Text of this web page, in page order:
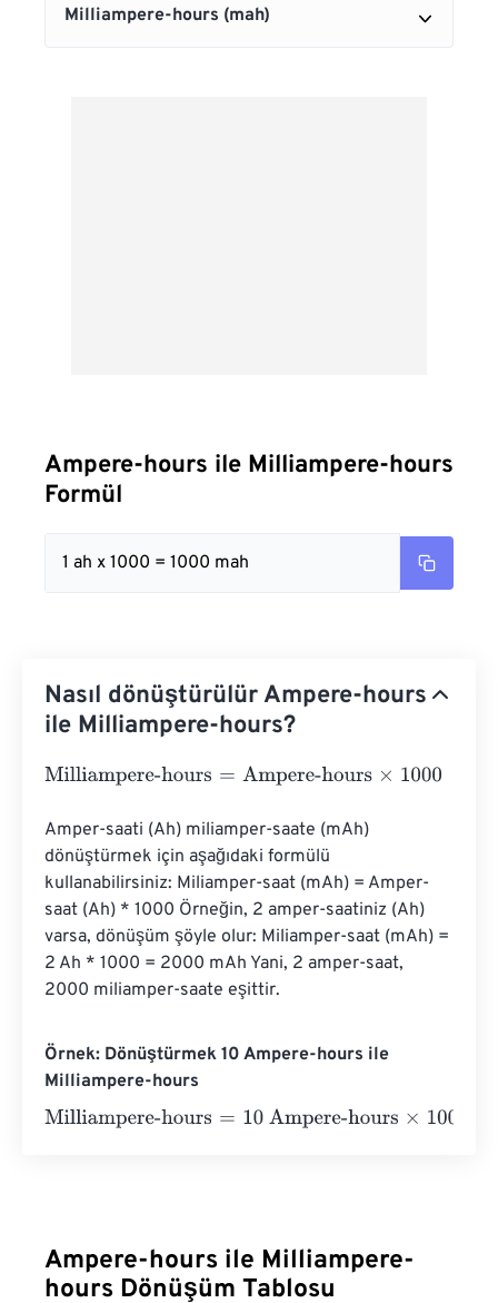
Ampere-hours ile Milliampere-hours
Formül
1 ah x 1000 = 1000 mah
Nasıl dönüştürülür Ampere-hours
ile Milliampere-hours?
Milliampere-hours=Ampere-hours×1000
Amper-saati (Ah) miliamper-saate (mAh)
dönüştürmek için aşağıdaki formülü
kullanabilirsiniz: Miliamper-saat (mAh) = Amper-
saat (Ah) * 1000 Örneğin, 2 amper-saatiniz (Ah)
varsa, dönüşüm şöyle olur: Miliamper-saat (mAh) =
2 Ah * 1000 = 2000 mAh Yani, 2 amper-saat,
2000 miliamper-saate eşittir.
Örnek: Dönüştürmek 10 Ampere-hours ile
Milliampere-hours
Milliampere-hours=10 Ampere-hours×1000= 10000
Ampere-hours ile Milliampere-
hours Dönüşüm Tablosu